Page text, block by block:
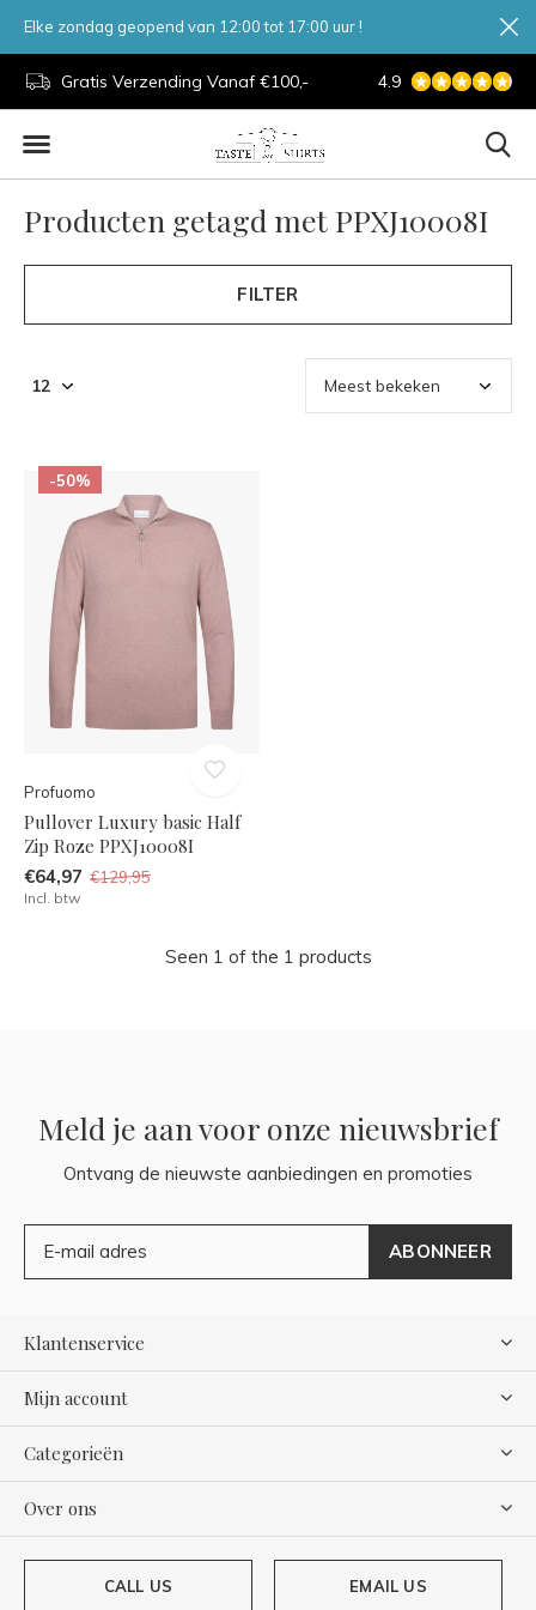
Gratis Verzending Vanaf €100,- 7 Dagen Per
4.9
Elke zondag geopend van 12:00 tot 17:00 uur !
Producten getagd met PPXJ10008I
FILTER
-50%
Profuomo
Pullover Luxury basic Half
Zip Roze PPXJ10008I
€64,97 €129,95
Incl. btw
Seen 1 of the 1 products
Meld je aan voor onze nieuwsbrief
Ontvang de nieuwste aanbiedingen en promoties
ABONNEER
Klantenservice
Mijn account
Categorieën
Over ons
CALL US EMAIL US